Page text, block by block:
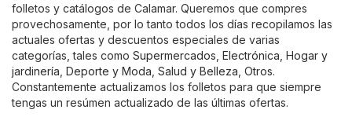
folletos y catálogos de Calamar. Queremos que compres
provechosamente, por lo tanto todos los días recopilamos las
actuales ofertas y descuentos especiales de varias
categorías, tales como Supermercados Electrónica Hogar y
jardinería Deporte y Moda Salud y Belleza Otros.
Constantemente actualizamos los folletos para que siempre
tengas un resúmen actualizado de las últimas ofertas.